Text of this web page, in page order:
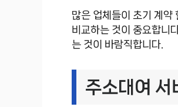
많은 업체들이 초기 계약
비교하는 것이 중요합니
는 것이 바람직합니다.
주소대여 서